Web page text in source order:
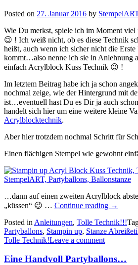
Posted on 27. Januar 2016 by
Wie Du merkst, spiele ich im Moment
😉 ! Ich weiß nicht, ob es diese Technik
heißt, auch wenn ich sicher nicht die
kommt…also nenne ich sie in Anlehnung
einfach Acrylblock Kuss Technik 😉 !
Im letztem Beitrag habe ich ja schon
nochmal zeige, wie der Hintergrund mit
ist…eventuell hast Du es Dir ja auch
handelt sich hier um eine weitere kleine
Acrylblocktechnik.
Aber hier trotzdem nochmal Schritt für
Einen flächigen Stempel wie gewohnt
…dann auf einen zweiten Acrylblock
„küssen“ 😉 … Continue reading
„Tolle
Kuss
→
Posted in Anleitungen, Tolle Technik!!!
Partyballons, Stampin up, Stanze
Tolle Technik!Leave a comment
Eine Handvoll Partyballons…